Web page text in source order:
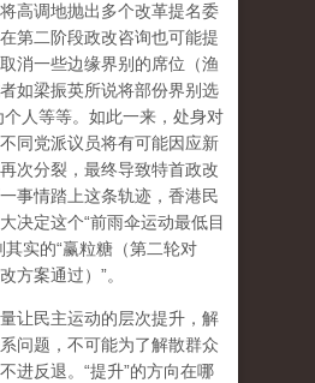
高调地抛出多个改革提名委
第二阶段政改咨询也可能提
消一些边缘界别的席位（渔
如梁振英所说将部份界别选
个人等等。如此一来，处身对
同党派议员将有可能因应新
次分裂，最终导致特首政改
事情踏上这条轨迹，香港民
决定这个“前雨伞运动最低目
其实的“赢粒糖（第二轮对
方案通过）”。
让民主运动的层次提升，解
问题，不可能为了解散群众
进反退。“提升”的方向在哪